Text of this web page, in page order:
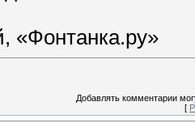
«Фонтанка.ру»
Добавлять комментарии
[